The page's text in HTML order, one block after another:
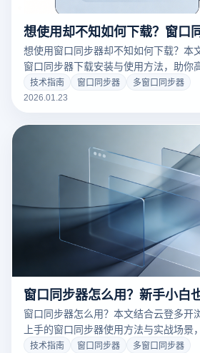
想使用窗口同步器却不知如何下载？本
窗口同步器下载安装与使用方法，助你
操作效率，轻松开启批量运营。
技术指南 窗口同步器
多窗口同步器
2026.01.23
窗口同步器怎么用？本文结合云登多开
上手的窗口同步器使用方法与实战场景
营。
技术指南 窗口同步器
多窗口同步器